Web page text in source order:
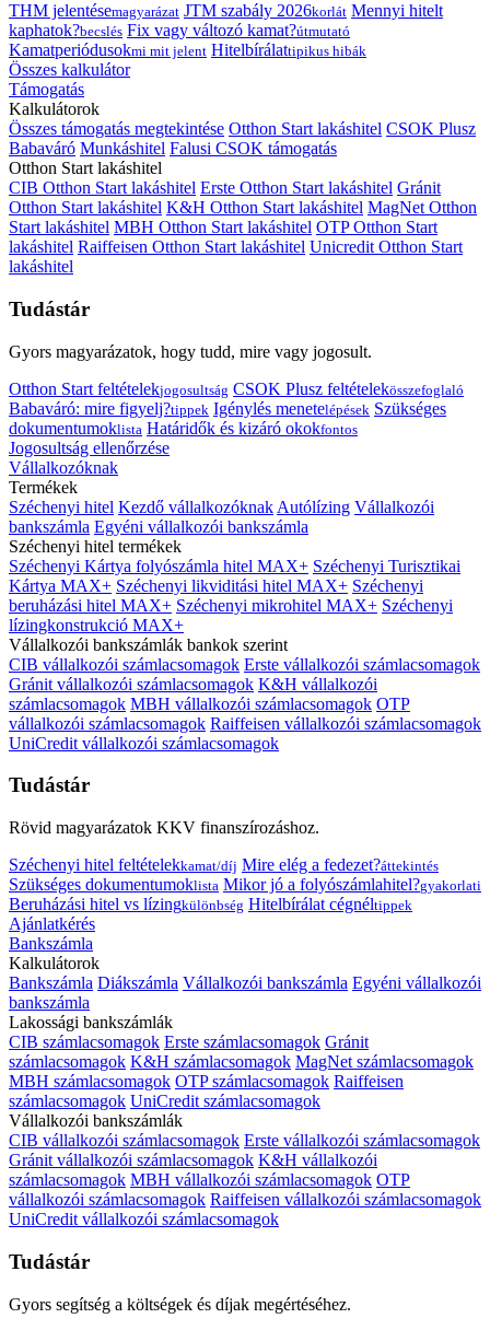
THM jelentésemagyarázat JTM szabály 2026korlát Mennyi hitelt
kaphatok?becslés Fix vagy változó kamat?útmutató
Kamatperiódusokmi mit jelent Hitelbírálattipikus hibák
Összes kalkulátor
Támogatás
Kalkulátorok
Összes támogatás megtekintése Otthon Start lakáshitel CSOK Plusz
Babaváró Munkáshitel Falusi CSOK támogatás
Otthon Start lakáshitel
CIB Otthon Start lakáshitel Erste Otthon Start lakáshitel Gránit
Otthon Start lakáshitel K&H Otthon Start lakáshitel MagNet Otthon
Start lakáshitel MBH Otthon Start lakáshitel OTP Otthon Start
lakáshitel Raiffeisen Otthon Start lakáshitel Unicredit Otthon Start
lakáshitel
Tudástár
Gyors magyarázatok, hogy tudd, mire vagy jogosult.
Otthon Start feltételekjogosultság CSOK Plusz feltételekösszefoglaló
Babaváró: mire figyelj?tippek Igénylés menetelépések Szükséges
dokumentumoklista Határidők és kizáró okokfontos
Jogosultság ellenőrzése
Vállalkozóknak
Termékek
Széchenyi hitel Kezdő vállalkozóknak Autólízing Vállalkozói
bankszámla Egyéni vállalkozói bankszámla
Széchenyi hitel termékek
Széchenyi Kártya folyószámla hitel MAX+ Széchenyi Turisztikai
Kártya MAX+ Széchenyi likviditási hitel MAX+ Széchenyi
beruházási hitel MAX+ Széchenyi mikrohitel MAX+ Széchenyi
lízingkonstrukció MAX+
Vállalkozói bankszámlák bankok szerint
CIB vállalkozói számlacsomagok Erste vállalkozói számlacsomagok
Gránit vállalkozói számlacsomagok K&H vállalkozói
számlacsomagok MBH vállalkozói számlacsomagok OTP
vállalkozói számlacsomagok Raiffeisen vállalkozói számlacsomagok
UniCredit vállalkozói számlacsomagok
Tudástár
Rövid magyarázatok KKV finanszírozáshoz.
Széchenyi hitel feltételekkamat/díj Mire elég a fedezet?áttekintés
Szükséges dokumentumoklista Mikor jó a folyószámlahitel?gyakorlati
Beruházási hitel vs lízingkülönbség Hitelbírálat cégnéltippek
Ajánlatkérés
Bankszámla
Kalkulátorok
Bankszámla Diákszámla Vállalkozói bankszámla Egyéni vállalkozói
bankszámla
Lakossági bankszámlák
CIB számlacsomagok Erste számlacsomagok Gránit
számlacsomagok K&H számlacsomagok MagNet számlacsomagok
MBH számlacsomagok OTP számlacsomagok Raiffeisen
számlacsomagok UniCredit számlacsomagok
Vállalkozói bankszámlák
CIB vállalkozói számlacsomagok Erste vállalkozói számlacsomagok
Gránit vállalkozói számlacsomagok K&H vállalkozói
számlacsomagok MBH vállalkozói számlacsomagok OTP
vállalkozói számlacsomagok Raiffeisen vállalkozói számlacsomagok
UniCredit vállalkozói számlacsomagok
Tudástár
Gyors segítség a költségek és díjak megértéséhez.